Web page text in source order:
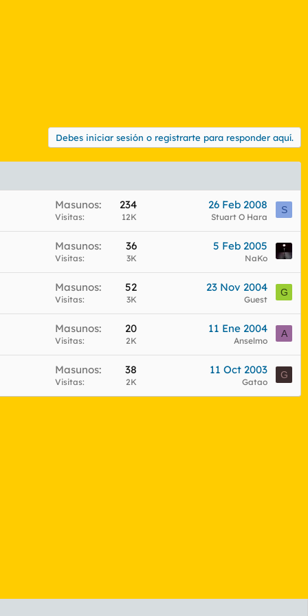
Debes iniciar sesión o registrarte para responder aquí.
Masunos 234
Visitas 12K
26 Feb 2008
Stuart O Hara
S
Masunos 36
Visitas 3K
5 Feb 2005
NaKo
Masunos 52
Visitas 3K
23 Nov 2004
Guest
G
Masunos 20
Visitas 2K
11 Ene 2004
Anselmo
A
Masunos 38
Visitas 2K
11 Oct 2003
Gatao
G